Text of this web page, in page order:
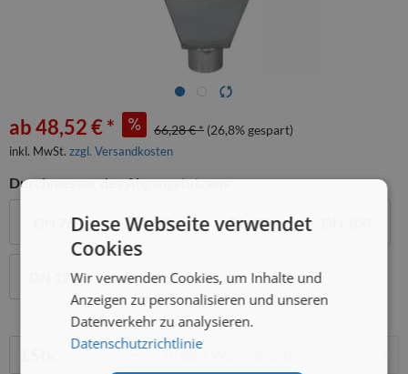
ab 48,52 € * 66,28 € * (26,8% gespart)
inkl. MwSt. zzgl. Versandkosten
Durchmesser des Abgangstutzens
DN 76 DN 80 DN 87
DN 120
In den
Diese Webseite verwendet
Cookies
Wir verwenden Cookies, um Inhalte und
Anzeigen zu personalisieren und unseren
Datenverkehr zu analysieren.
Datenschutzrichtlinie